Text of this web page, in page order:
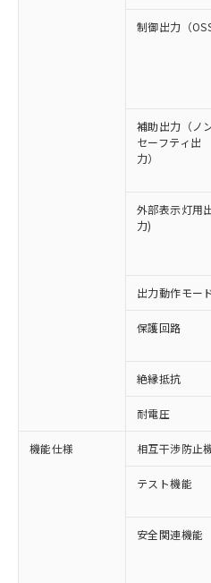
制御出力（
補助出力（ノ
セーフティ出
力）
外部表示灯用
力)
出力動作モー
保護回路
絶縁抵抗
耐電圧
機能仕様 相互干渉防止
テスト機能
安全関連機能
ご利用条件
※1 対応状況
対応済み：EU
非含有に対応した製品
対応予定：EU RoHS
対応予定なし：EU